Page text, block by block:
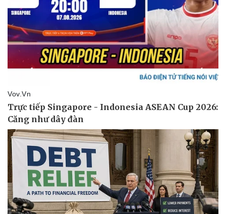
Doanh nghiệp
Thông tin doanh nghiệp
Doanh nghiệp 24h
Vì cộng đồng
Công nghệ
Sành điệu
Tin Công nghệ
Trải nghiệm